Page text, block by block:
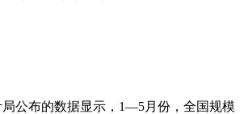
局公布的数据显示，1—5月份，全国规模